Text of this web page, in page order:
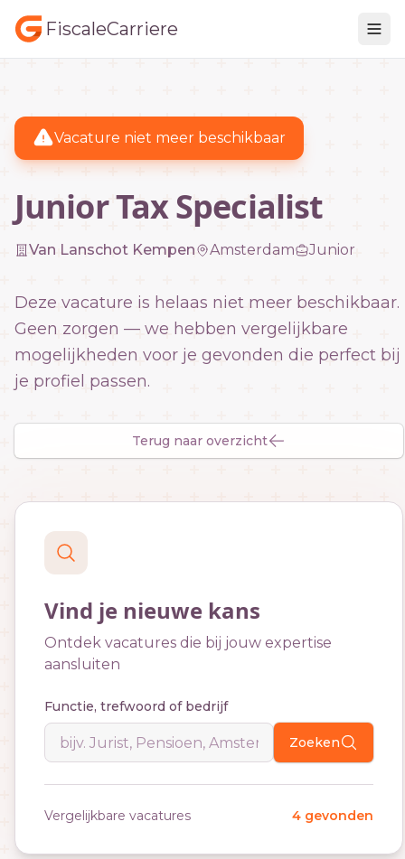
FiscaleCarriere
Vacature niet meer beschikbaar
Junior Tax Specialist
Van Lanschot Kempen Amsterdam Junior
Deze vacature is helaas niet meer beschikbaar.
Geen zorgen — we hebben vergelijkbare
mogelijkheden voor je gevonden die perfect bij
je profiel passen.
Terug naar overzicht
Vind je nieuwe kans
Ontdek vacatures die bij jouw expertise
aansluiten
Functie, trefwoord of bedrijf
Zoeken
Vergelijkbare vacatures 4 gevonden